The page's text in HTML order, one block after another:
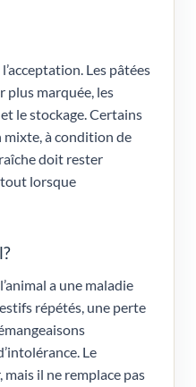
Les pâtées
plus marquée, les
le stockage. Certains
à condition de
doit rester
lorsque
a une maladie
répétés, une perte
Le
il ne remplace pas